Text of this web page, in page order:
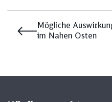
Mögliche
im Nahen Osten